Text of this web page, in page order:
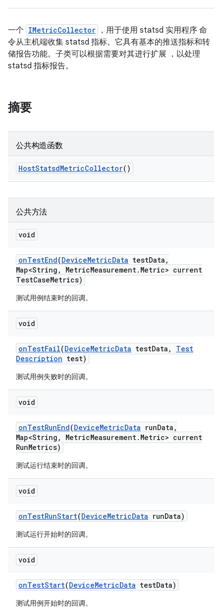
一个 IMetricCollector
，用于使用 statsd 实用程序 命
令从主机端收集 statsd 指标。它具有基本的推送指标和转
储报告功能。子类可以根据需要对其进行扩展 ，以处理
statsd 指标报告。
摘要
公共构造函数
HostStatsdMetricCollector()
公共方法
void
onTestEnd(DeviceMetricData testData ,
Map<String , MetricMeasurement. Metric> current
TestCaseMetrics)
测试用例结束时的回调。
void
onTestFail(DeviceMetricData testData ,
Test
Description test)
测试用例失败时的回调。
void
onTestRunEnd(DeviceMetricData runData ,
Map<String , MetricMeasurement. Metric> current
RunMetrics)
测试运行结束时的回调。
void
onTestRunStart(DeviceMetricData runData)
测试运行开始时的回调。
void
onTestStart(DeviceMetricData testData)
测试用例开始时的回调。